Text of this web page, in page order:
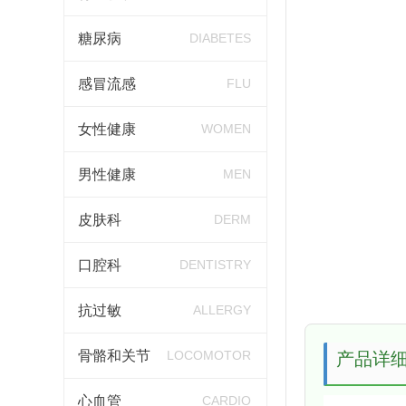
糖尿病 DIABETES
感冒流感 FLU
女性健康 WOMEN
男性健康 MEN
皮肤科 DERM
口腔科 DENTISTRY
抗过敏 ALLERGY
骨骼和关节 LOCOMOTOR
心血管 CARDIO
产品详